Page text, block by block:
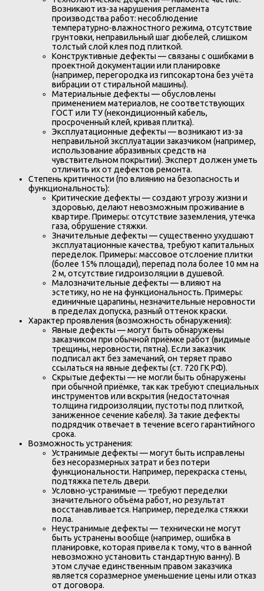
Возникают из-за нарушения регламента
производства работ: несоблюдение
температурно-влажностного режима, отсутствие
грунтовки, неправильный шаг дюбелей, слишком
толстый слой клея под плиткой.
Конструктивные дефекты — связаны с ошибками в
проектной документации или планировке
(например, перегородка из гипсокартона без учёта
вибрации от стиральной машины).
Материальные дефекты — обусловлены
применением материалов, не соответствующих
ГОСТ или ТУ (некондиционный кабель,
просроченный клей, кривая плитка).
Эксплуатационные дефекты — возникают из-за
неправильной эксплуатации заказчиком (например,
использование абразивных средств на
чувствительном покрытии). Эксперт должен уметь
отличить их от дефектов ремонта.
Степень критичности (по влиянию на безопасность и
функциональность):
Критические дефекты — создают угрозу жизни и
здоровью, делают невозможным проживание в
квартире. Примеры: отсутствие заземления, утечка
газа, обрушение стяжки.
Значительные дефекты — существенно ухудшают
эксплуатационные качества, требуют капитальных
переделок. Примеры: массовое отслоение плитки
(более 15% площади), перепад пола более 10 мм на
2 м, отсутствие гидроизоляции в душевой.
Малозначительные дефекты — влияют на
эстетику, но не на функциональность. Примеры:
единичные царапины, незначительные неровности
в пределах допуска, разный оттенок краски.
Характер проявления (возможность обнаружения):
Явные дефекты — могут быть обнаружены
заказчиком при обычной приёмке работ (видимые
трещины, неровности, пятна). Если заказчик
подписал акт без замечаний, он теряет право
ссылаться на явные дефекты (ст. 720 ГК РФ).
Скрытые дефекты — не могли быть обнаружены
при обычной приёмке, так как требуют специальных
инструментов или вскрытия (недостаточная
толщина гидроизоляции, пустоты под плиткой,
заниженное сечение кабеля). За такие дефекты
подрядчик отвечает в течение всего гарантийного
срока.
Возможность устранения:
Устранимые дефекты — могут быть исправлены
без несоразмерных затрат и без потери
функциональности. Например, перекраска стены,
подтяжка петель двери.
Условно-устранимые — требуют переделки
значительного объёма работ, но результат
восстанавливается. Например, переделка стяжки
пола.
Неустранимые дефекты — технически не могут
быть устранены вообще (например, ошибка в
планировке, которая привела к тому, что в ванной
невозможно установить стандартную ванну). В
этом случае единственным правом заказчика
является соразмерное уменьшение цены или отказ
от договора.